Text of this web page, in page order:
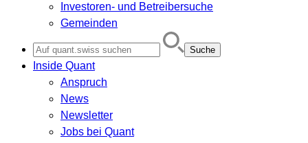
Investoren- und Betreibersuche
Gemeinden
for:
Inside Quant
Anspruch
News
Newsletter
Jobs bei Quant